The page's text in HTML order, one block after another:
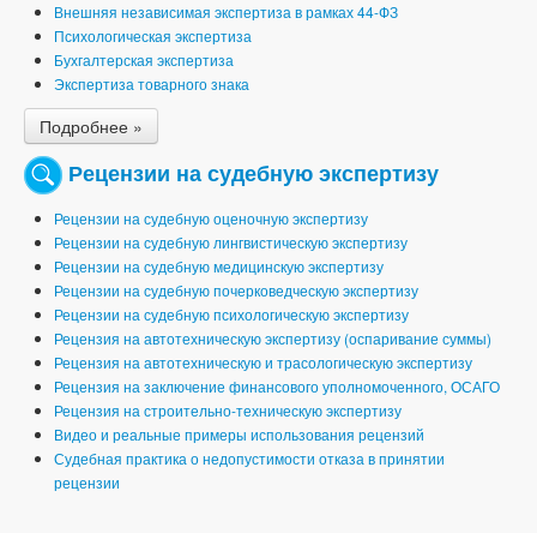
Внешняя независимая экспертиза в рамках 44-ФЗ
Психологическая экспертиза
Бухгалтерская экспертиза
Экспертиза товарного знака
Подробнее »
Рецензии на судебную экспертизу
Рецензии на судебную оценочную экспертизу
Рецензии на судебную лингвистическую экспертизу
Рецензии на судебную медицинскую экспертизу
Рецензии на судебную почерковедческую экспертизу
Рецензии на судебную психологическую экспертизу
Рецензия на автотехническую экспертизу (оспаривание суммы)
Рецензия на автотехническую и трасологическую экспертизу
Рецензия на заключение финансового уполномоченного, ОСАГО
Рецензия на строительно-техническую экспертизу
Видео и реальные примеры использования рецензий
Судебная практика о недопустимости отказа в принятии
рецензии